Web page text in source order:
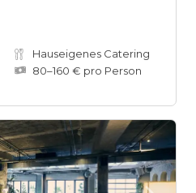
Hauseigenes Catering
80–160 € pro Person